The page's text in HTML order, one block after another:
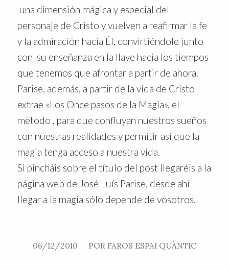
una dimensión mágica y especial del
personaje de Cristo y vuelven a reafirmar la fe
y la admiración hacia Él, convirtiéndole junto
con su enseñanza en la llave hacia los tiempos
que tenemos que afrontar a partir de ahora.
Parise, además, a partir de la vida de Cristo
extrae «Los Once pasos de la Magia», el
método , para que confluyan nuestros sueños
con nuestras realidades y permitir así que la
magia tenga acceso a nuestra vida.
Si pincháis sobre el título del post llegaréis a la
página web de José Luís Parise, desde ahí
llegar a la magia sólo depende de vosotros.
06/12/2010
/ POR FAROS ESPAI QUÀNTIC